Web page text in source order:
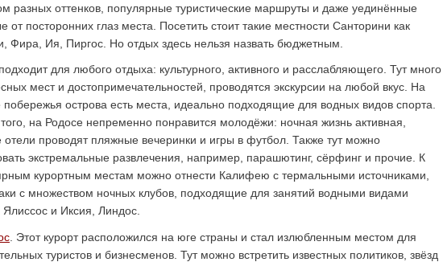
разных оттенков, популярные туристические маршруты и даже уединённые
от посторонних глаз места. Посетить стоит такие местности Санторини как
Фира, Ия, Пиргос. Но отдых здесь нельзя назвать бюджетным.
для любого отдыха: культурного, активного и расслабляющего. Тут много
мест и достопримечательностей, проводятся экскурсии на любой вкус. На
побережья острова есть места, идеально подходящие для водных видов спорта.
на Родосе непременно понравится молодёжи: ночная жизнь активная,
отели проводят пляжные вечеринки и игры в футбол. Также тут можно
экстремальные развлечения, например, парашютинг, сёрфинг и прочие. К
курортным местам можно отнести Калифею с термальными источниками,
с множеством ночных клубов, подходящие для занятий водными видами
Ялиссос и Иксия, Линдос.
. Этот курорт расположился на юге страны и стал излюбленным местом для
туристов и бизнесменов. Тут можно встретить известных политиков, звёзд